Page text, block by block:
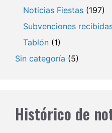
Noticias Fiestas (197)
Subvenciones
Tablón (1)
Sin categoría (5)
Histórico de